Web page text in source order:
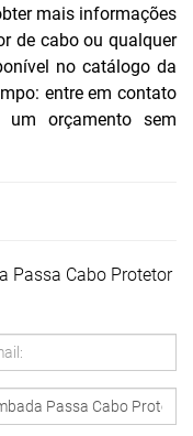
mais informações
de cabo ou qualquer
no catálogo da
entre em contato
orçamento sem
Passa Cabo Protetor